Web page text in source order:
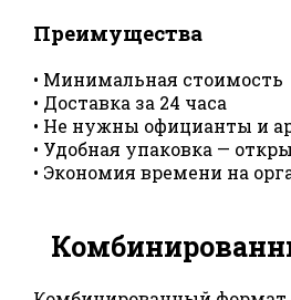
Преимущества
• Минимальная стоимость
• Доставка за 24 часа
• Не нужны официанты и
• Удобная упаковка —
• Экономия времени на